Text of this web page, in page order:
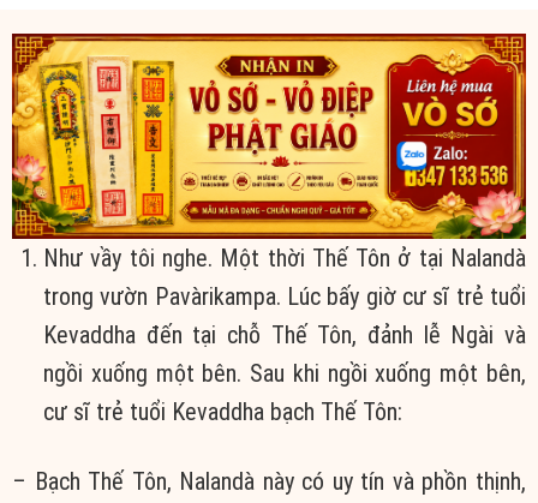
Như vầy tôi nghe. Một thời Thế Tôn ở tại Nalandà
trong vườn Pavàrikampa. Lúc bấy giờ cư sĩ trẻ tuổi
Kevaddha đến tại chỗ Thế Tôn, đảnh lễ Ngài và
ngồi xuống một bên. Sau khi ngồi xuống một bên,
cư sĩ trẻ tuổi Kevaddha bạch Thế Tôn:
– Bạch Thế Tôn, Nalandà này có uy tín và phồn thịnh,